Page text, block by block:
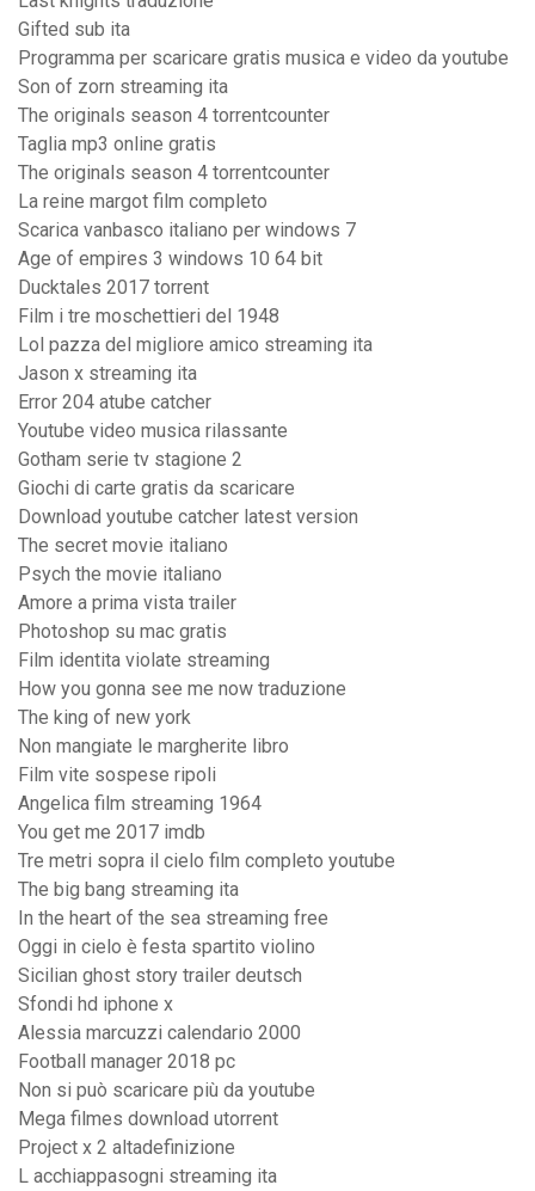
Gifted sub ita
Programma per scaricare gratis musica e video da youtube
Son of zorn streaming ita
The originals season 4 torrentcounter
Taglia mp3 online gratis
The originals season 4 torrentcounter
La reine margot film completo
Scarica vanbasco italiano per windows 7
Age of empires 3 windows 10 64 bit
Ducktales 2017 torrent
Film i tre moschettieri del 1948
Lol pazza del migliore amico streaming ita
Jason x streaming ita
Error 204 atube catcher
Youtube video musica rilassante
Gotham serie tv stagione 2
Giochi di carte gratis da scaricare
Download youtube catcher latest version
The secret movie italiano
Psych the movie italiano
Amore a prima vista trailer
Photoshop su mac gratis
Film identita violate streaming
How you gonna see me now traduzione
The king of new york
Non mangiate le margherite libro
Film vite sospese ripoli
Angelica film streaming 1964
You get me 2017 imdb
Tre metri sopra il cielo film completo youtube
The big bang streaming ita
In the heart of the sea streaming free
Oggi in cielo è festa spartito violino
Sicilian ghost story trailer deutsch
Sfondi hd iphone x
Alessia marcuzzi calendario 2000
Football manager 2018 pc
Non si può scaricare più da youtube
Mega filmes download utorrent
Project x 2 altadefinizione
L acchiappasogni streaming ita